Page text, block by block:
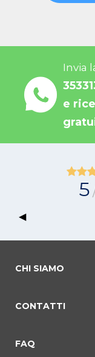
Invia
e
Previous Slide
◀︎
5
CHI SIAMO
CONTATTI
FAQ